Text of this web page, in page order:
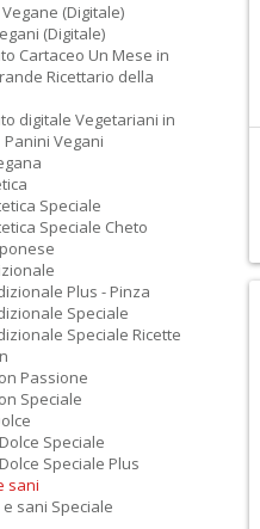
(Digitale)
(Digitale)
Cartaceo Un Mese in
Ricettario della
digitale Vegetariani in
Panini Vegani
Speciale
Speciale Cheto
Plus - Pinza
Speciale
Speciale Ricette
Passione
Speciale
Speciale
Speciale Plus
sani
sani Speciale